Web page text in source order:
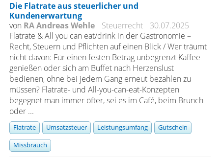
Die Flatrate aus steuerlicher und
Kundenerwartung
von RA Andreas Wehle Steuerrecht
30.07.2025
Flatrate & All you can eat/drink in der Gastronomie –
Recht, Steuern und Pflichten auf einen Blick / Wer träumt
nicht davon: Für einen festen Betrag unbegrenzt Kaffee
genießen oder sich am Buffet nach Herzenslust
bedienen, ohne bei jedem Gang erneut bezahlen zu
müssen? Flatrate- und All-you-can-eat-Konzepten
begegnet man immer öfter, sei es im Café, beim Brunch
oder ...
Flatrate Umsatzsteuer Leistungsumfang Gutschein
Missbrauch